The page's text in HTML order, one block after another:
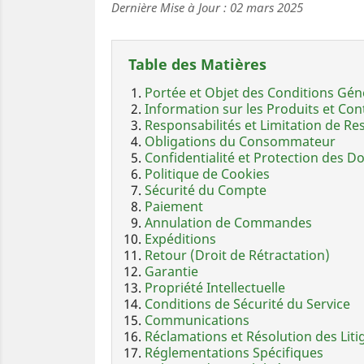
Dernière Mise à Jour : 02 mars 2025
Table des Matières
Portée et Objet des Conditions
Information sur les Produits et
Responsabilités et Limitation de
Obligations du Consommateur
Confidentialité et Protection des
Politique de Cookies
Sécurité du Compte
Paiement
Annulation de Commandes
Expéditions
Retour (Droit de Rétractation)
Garantie
Propriété Intellectuelle
Conditions de Sécurité du Service
Communications
Réclamations et Résolution des
Réglementations Spécifiques